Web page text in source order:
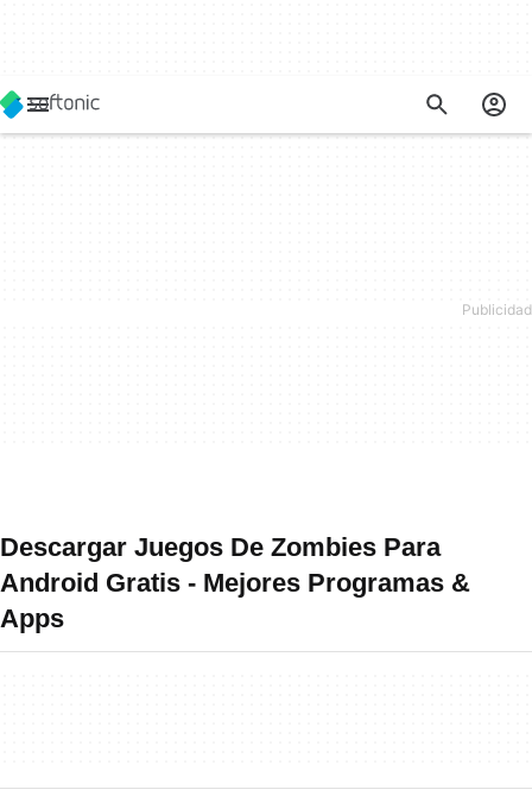
Descargar Juegos De Zombies Para
Android Gratis - Mejores Programas &
Apps